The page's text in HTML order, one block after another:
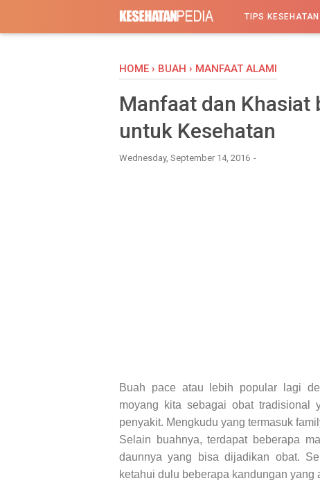
TIPS KESEHATAN
HOME › BUAH › MANFAAT ALAMI
Manfaat dan Khasiat
untuk Kesehatan
Wednesday, September 14, 2016
Buah pace atau lebih popular lagi
moyang kita sebagai obat tradisional
penyakit. Mengkudu yang termasuk
Selain buahnya, terdapat beberapa
daunnya yang bisa dijadikan obat.
ketahui dulu beberapa kandungan yang